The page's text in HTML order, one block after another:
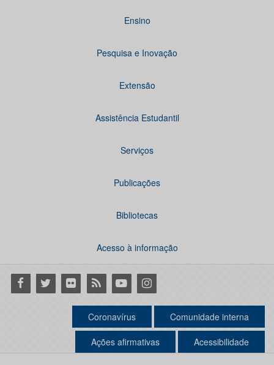
Ensino
Pesquisa e Inovação
Extensão
Assistência Estudantil
Serviços
Publicações
Bibliotecas
Acesso à informação
Facebook
Twitter Flickr RSS YoutubeInstagram
Coronavírus Comunidade interna
Ações afirmativas Acessibilidade